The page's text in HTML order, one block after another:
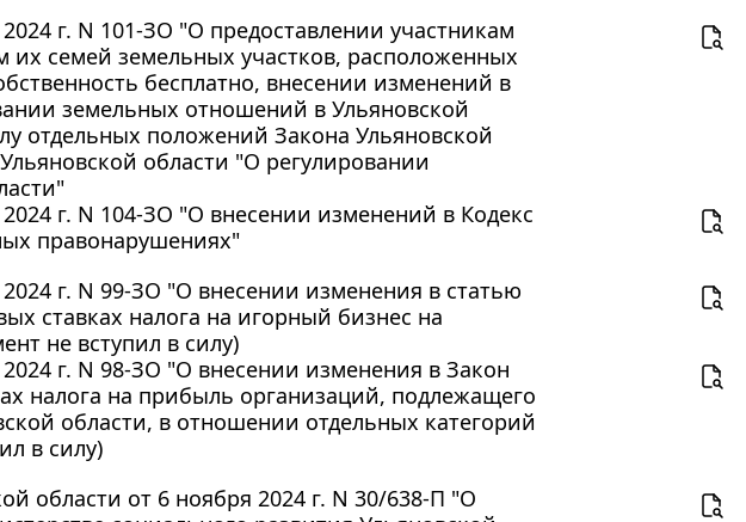
г. N 101-ЗО "О предоставлении участникам
семей земельных участков, расположенных
бесплатно, внесении изменений в
земельных отношений в Ульяновской
отдельных положений Закона Ульяновской
области "О регулировании
г. N 104-ЗО "О внесении изменений в Кодекс
правонарушениях"
г. N 99-ЗО "О внесении изменения в статью
ставках налога на игорный бизнес на
не вступил в силу)
г. N 98-ЗО "О внесении изменения в Закон
налога на прибыль организаций, подлежащего
области, в отношении отдельных категорий
в силу)
области от 6 ноября 2024 г. N 30/638-П "О